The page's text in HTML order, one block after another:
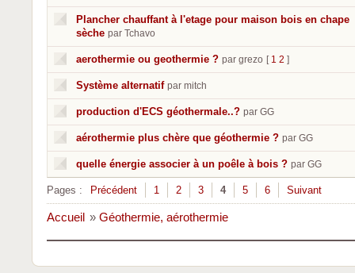
Plancher chauffant à l'etage pour maison bois en chape
sèche par Tchavo
aerothermie ou geothermie ? par grezo [ 1 2 ]
Système alternatif par mitch
production d'ECS géothermale..? par GG
aérothermie plus chère que géothermie ? par GG
quelle énergie associer à un poêle à bois ? par GG
Pages : Précédent 1 2 3 4 5 6 Suivant
Accueil » Géothermie, aérothermie